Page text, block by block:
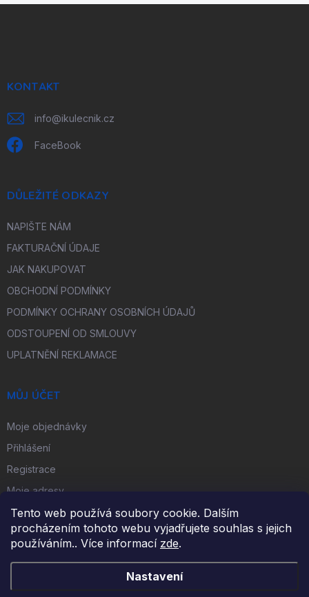
Tento web používá soubory cookie. Dalším
procházením tohoto webu vyjadřujete souhlas s jejich
používáním.. Více informací zde.
Nastavení
KONTAKT
info@ikulecnik.cz
FaceBook
DŮLEŽITÉ ODKAZY
NAPIŠTE NÁM
FAKTURAČNÍ ÚDAJE
JAK NAKUPOVAT
OBCHODNÍ PODMÍNKY
PODMÍNKY OCHRANY OSOBNÍCH ÚDAJŮ
ODSTOUPENÍ OD SMLOUVY
UPLATNĚNÍ REKLAMACE
MŮJ ÚČET
Moje objednávky
Přihlášení
Registrace
Moje adresy
FACEBOOK